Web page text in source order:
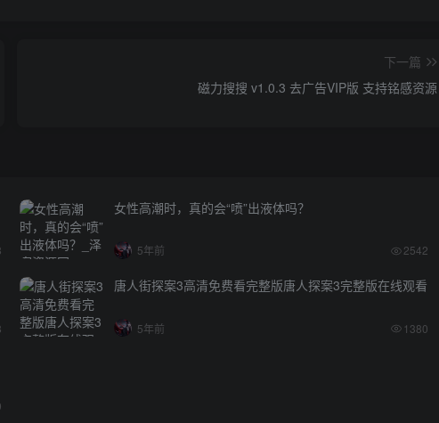
下一篇
磁力搜搜 v1.0.3 去广告VIP版 支持铭感资源
女性高潮时，真的会“喷”出液体吗？
5年前 2542
唐人街探案3高清免费看完整版唐人探案3完整版在线观看
5年前 1380